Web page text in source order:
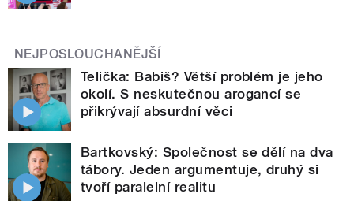
NEJPOSLOUCHANĚJŠÍ
Telička: Babiš? Větší problém je jeho
okolí. S neskutečnou arogancí se
přikrývají absurdní věci
Bartkovský: Společnost se dělí na dva
tábory. Jeden argumentuje, druhý si
tvoří paralelní realitu